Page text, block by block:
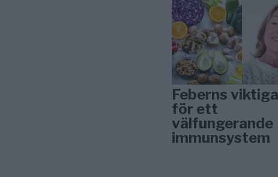
Feberns
för ett
välfungerande
immunsystem